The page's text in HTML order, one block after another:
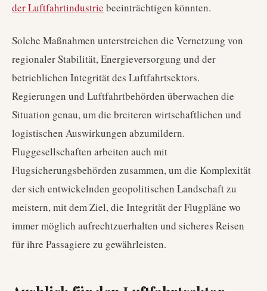
der Luftfahrtindustrie beeinträchtigen könnten.
Solche Maßnahmen unterstreichen die Vernetzung von
regionaler Stabilität, Energieversorgung und der
betrieblichen Integrität des Luftfahrtsektors.
Regierungen und Luftfahrtbehörden überwachen die
Situation genau, um die breiteren wirtschaftlichen und
logistischen Auswirkungen abzumildern.
Fluggesellschaften arbeiten auch mit
Flugsicherungsbehörden zusammen, um die Komplexität
der sich entwickelnden geopolitischen Landschaft zu
meistern, mit dem Ziel, die Integrität der Flugpläne wo
immer möglich aufrechtzuerhalten und sicheres Reisen
für ihre Passagiere zu gewährleisten.